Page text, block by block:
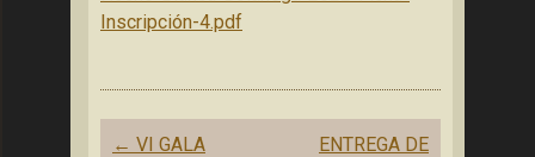
Inscripción-4.pdf
Navegación
← VI GALA
ENTREGA DE